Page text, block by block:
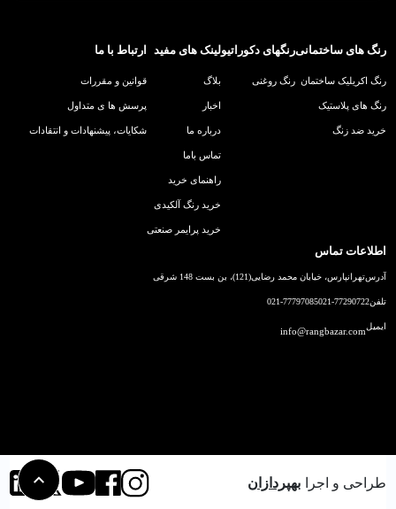
رنگ های ساختمانی
رنگ اکریلیک ساختمان
رنگ های پلاستیک
خرید ضد زنگ
رنگهای دکوراتیو
رنگ روغنی
لینک های مفید
بلاگ
اخبار
درباره ما
تماس باما
راهنمای خرید
خرید رنگ آلکیدی
خرید پرایمر صنعتی
ارتباط با ما
قوانین و مقررات
پرسش ها ی متداول
شکایات، پیشنهادات و انتقادات
اطلاعات تماس
آدرستهرانپارس، خیابان محمد رضایی(121)، بن بست 148 شرقی
تلفن021-77290722
021-77797085
ایمیلinfo@rangbazar.com
طراحی و اجرا بهپردازان